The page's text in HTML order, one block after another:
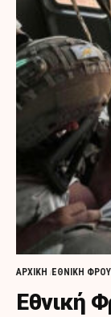
ΑΡΧΙΚΗ ΕΘΝΙΚΗ
Εθνική